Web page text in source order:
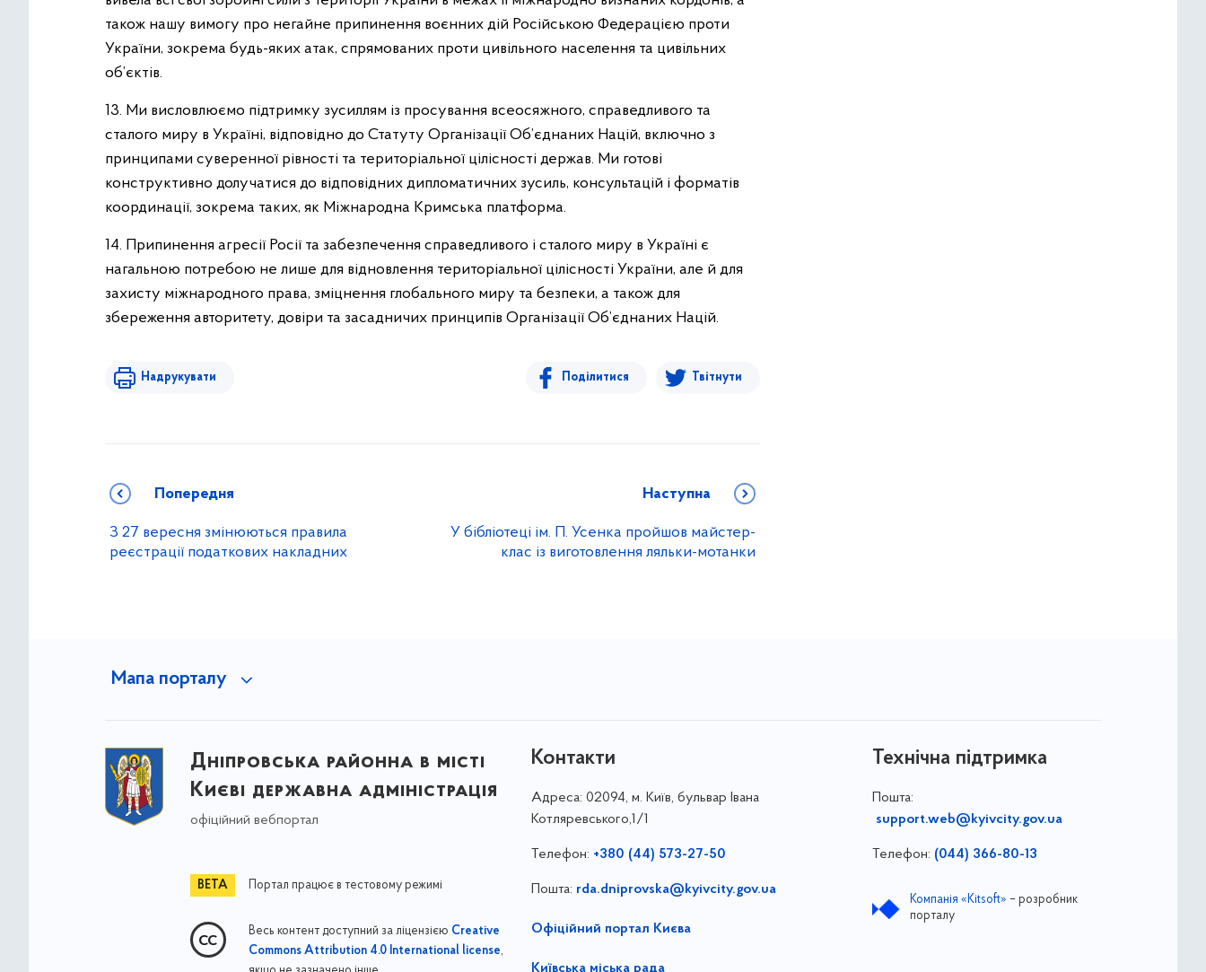
також нашу вимогу про негайне припинення воєнних дій Російською Федерацією проти
України, зокрема будь-яких атак, спрямованих проти цивільного населення та цивільних
об’єктів.
13. Ми висловлюємо підтримку зусиллям із просування всеосяжного, справедливого та
сталого миру в Україні, відповідно до Статуту Організації Об’єднаних Націй, включно з
принципами суверенної рівності та територіальної цілісності держав. Ми готові
конструктивно долучатися до відповідних дипломатичних зусиль, консультацій і форматів
координації, зокрема таких, як Міжнародна Кримська платформа.
14. Припинення агресії Росії та забезпечення справедливого і сталого миру в Україні є
нагальною потребою не лише для відновлення територіальної цілісності України, але й для
захисту міжнародного права, зміцнення глобального миру та безпеки, а також для
збереження авторитету, довіри та засадничих принципів Організації Об’єднаних Націй.
Надрукувати Поділитися Твітнути
Попередня
З 27 вересня змінюються правила
реєстрації податкових накладних
Наступна
У бібліотеці ім. П. Усенка пройшов майстер-
клас із виготовлення ляльки-мотанки
Мапа порталу
Дніпровська районна в місті
Києві державна адміністрація
офіційний вебпортал
Портал працює в тестовому режимі
Весь контент доступний за ліцензією Creative
Commons Attribution 4.0 International license,
Контакти
Адреса: 02094, м. Київ, бульвар Івана
Котляревського,1/1
Телефон: +380 (44) 573-27-50
Пошта: rda.dniprovska@kyivcity.gov.ua
Офіційний портал Києва
Київська міська рада
Технічна підтримка
Пошта:
support.web@kyivcity.gov.ua
Телефон: (044) 366-80-13
Компанія «Kitsoft» – розробник
порталу